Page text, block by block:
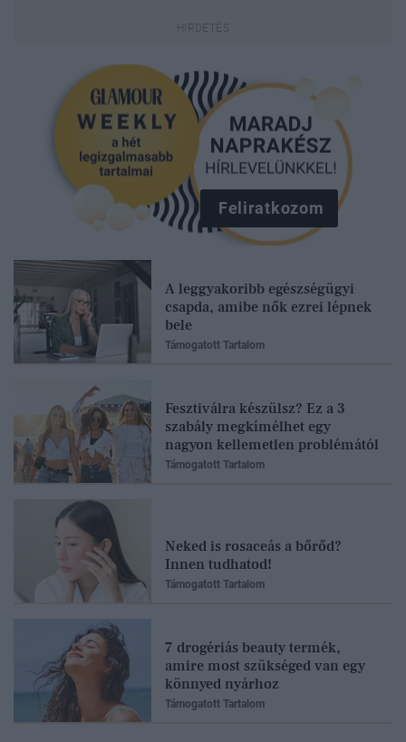
Feliratkozom
A leggyakoribb egészségügyi
csapda, amibe nők ezrei lépnek
bele
Támogatott Tartalom
Fesztiválra készülsz? Ez a 3
szabály megkímélhet egy
nagyon kellemetlen problémától
Támogatott Tartalom
Neked is rosaceás a bőrőd?
Innen tudhatod!
Támogatott Tartalom
7 drogériás beauty termék,
amire most szükséged van egy
könnyed nyárhoz
Támogatott Tartalom